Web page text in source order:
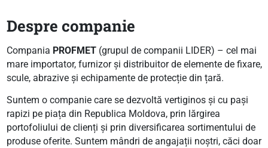
Despre companie
Compania PROFMET(grupul de companii LIDER) – cel mai
mare importator, furnizor și distribuitor de elemente de fixare,
scule, abrazive și echipamente de protecție din țară.
Suntem o companie care se dezvoltă vertiginos și cu pași
rapizi pe piața din Republica Moldova, prin lărgirea
portofoliului de clienți și prin diversificarea sortimentului de
produse oferite. Suntem mândri de angajații noștri, căci doar